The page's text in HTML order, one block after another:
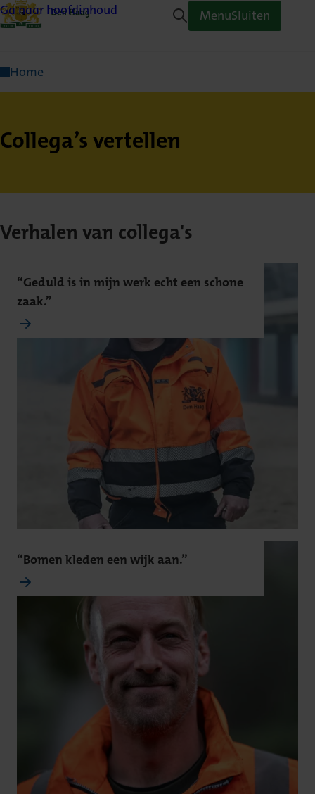
Ga naar hoofdinhoud MenuSluiten
Home
Collega’s vertellen
Verhalen van collega's
“Geduld is in mijn werk echt een schone
zaak.”
“Bomen kleden een wijk aan.”